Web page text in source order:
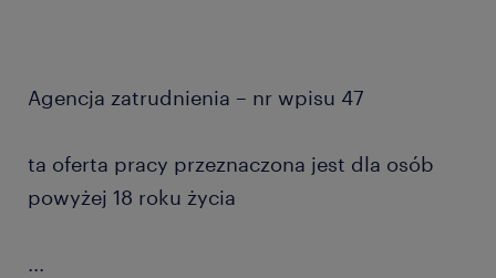
Agencja zatrudnienia – nr wpisu 47
ta oferta pracy przeznaczona jest dla osób
powyżej 18 roku życia
...